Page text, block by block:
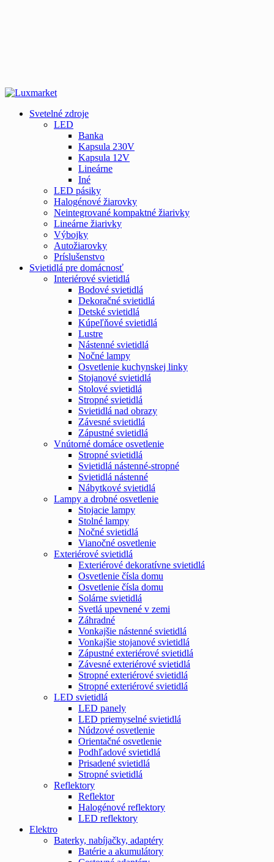
Svetelné zdroje
LED
Banka
Kapsula 230V
Kapsula 12V
Lineárne
Iné
LED pásiky
Halogénové žiarovky
Neintegrované kompaktné žiarivky
Lineárne žiarivky
Výbojky
Autožiarovky
Príslušenstvo
Svietidlá pre domácnosť
Interiérové svietidlá
Bodové svietidlá
Dekoračné svietidlá
Detské svietidlá
Kúpeľňové svietidlá
Lustre
Nástenné svietidlá
Nočné lampy
Osvetlenie kuchynskej linky
Stojanové svietidlá
Stolové svietidlá
Stropné svietidlá
Svietidlá nad obrazy
Závesné svietidlá
Zápustné svietidlá
Vnútorné domáce osvetlenie
Stropné svietidlá
Svietidlá nástenné-stropné
Svietidlá nástenné
Nábytkové svietidlá
Lampy a drobné osvetlenie
Stojacie lampy
Stolné lampy
Nočné svietidlá
Vianočné osvetlenie
Exteriérové svietidlá
Exteriérové dekoratívne svietidlá
Osvetlenie čísla domu
Osvetlenie čísla domu
Solárne svietidlá
Svetlá upevnené v zemi
Záhradné
Vonkajšie nástenné svietidlá
Vonkajšie stojanové svietidlá
Zápustné exteriérové svietidlá
Závesné exteriérové svietidlá
Stropné exteriérové svietidlá
Stropné exteriérové svietidlá
LED svietidlá
LED panely
LED priemyselné svietidlá
Núdzové osvetlenie
Orientačné osvetlenie
Podhľadové svietidlá
Prisadené svietidlá
Stropné svietidlá
Reflektory
Reflektor
Halogénové reflektory
LED reflektory
Elektro
Baterky, nabíjačky, adaptéry
Batérie a akumulátory